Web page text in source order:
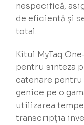
nespecifică,
de eficientă și
total.
Kitul MyTaq
pentru sinteza
catenare
genice pe o
utilizarea
transcripția